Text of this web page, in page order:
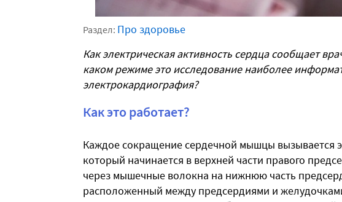
Раздел: Про здоровье
Как электрическая активность сердца сообщает
каком режиме это исследование наиболее
электрокардиография?
Как это работает?
Каждое сокращение сердечной мышцы вызывается
который начинается в верхней части правого
через мышечные волокна на нижнюю часть
расположенный между предсердиями и